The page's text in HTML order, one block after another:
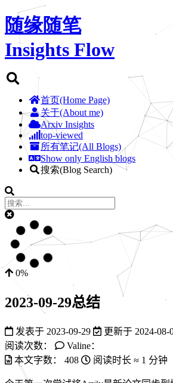
随缘随笔
Insights Flow
首页(Home Page)
关于(About me)
Arxiv Insights
top-viewed
所有笔记(All Blogs)
Show only English blogs
搜索(Blog Search)
0%
2023-09-29总结
发表于 2023-09-29 更新于 2024-08-
阅读次数：
Valine：
本文字数：
408 阅读时长 ≈ 1 分钟